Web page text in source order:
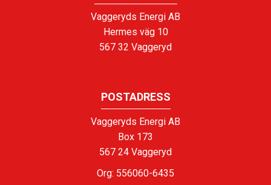
Vaggeryds Energi AB
Hermes väg 10
567 32 Vaggeryd
POSTADRESS
Vaggeryds Energi AB
Box 173
567 24 Vaggeryd
Org: 556060-6435